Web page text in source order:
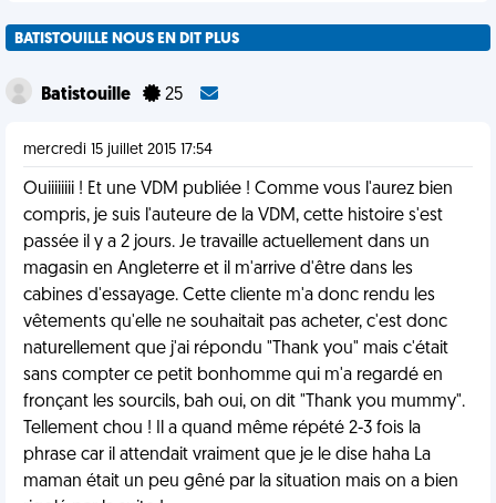
BATISTOUILLE NOUS EN DIT PLUS
Batistouille 25
mercredi 15 juillet 2015 17:54
Ouiiiiiiii ! Et une VDM publiée ! Comme vous l'aurez bien
compris, je suis l'auteure de la VDM, cette histoire s'est
passée il y a 2 jours. Je travaille actuellement dans un
magasin en Angleterre et il m'arrive d'être dans les
cabines d'essayage. Cette cliente m'a donc rendu les
vêtements qu'elle ne souhaitait pas acheter, c'est donc
naturellement que j'ai répondu "Thank you" mais c'était
sans compter ce petit bonhomme qui m'a regardé en
fronçant les sourcils, bah oui, on dit "Thank you mummy".
Tellement chou ! Il a quand même répété 2-3 fois la
phrase car il attendait vraiment que je le dise haha La
maman était un peu gêné par la situation mais on a bien